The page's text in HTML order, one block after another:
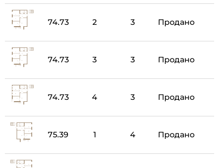
74.73 2 3 Продано
74.73 3 3 Продано
74.73 4 3 Продано
75.39 1 4 Продано